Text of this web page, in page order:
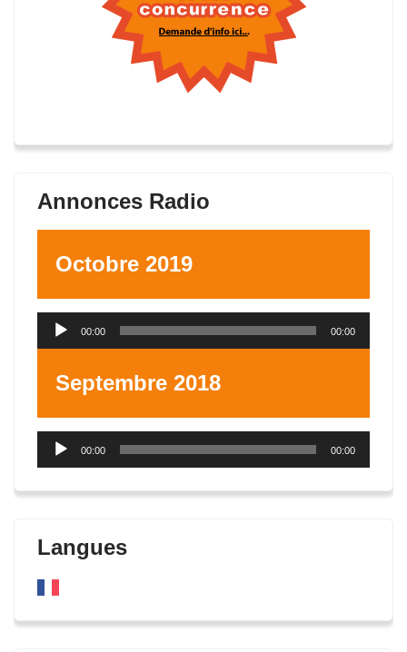
Annonces Radio
Octobre 2019
Lecteur
00:00 00:00
Septembre 2018
Lecteur
00:00 00:00
Langues